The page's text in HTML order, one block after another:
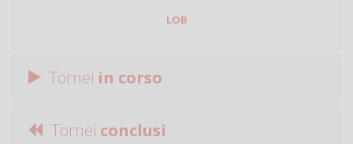
LOB
Tornei in corso
Tornei conclusi